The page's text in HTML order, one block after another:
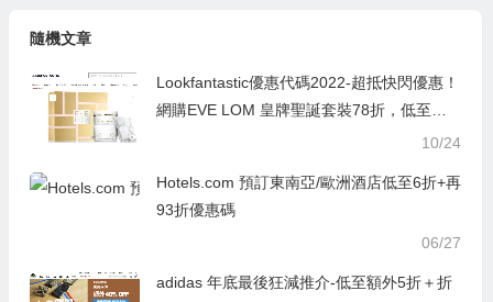
隨機文章
Lookfantastic優惠代碼2022-超抵快閃優惠！
網購EVE LOM 皇牌聖誕套裝78折，低至香
10/24
Hotels.com 預訂東南亞/歐洲酒店低至6折+再
93折優惠碼
06/27
adidas 年底最後狂減推介-低至額外5折＋折